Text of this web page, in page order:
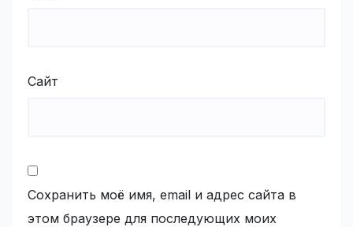
Сайт
Сохранить моё имя, email и адрес сайта в
этом браузере для последующих моих